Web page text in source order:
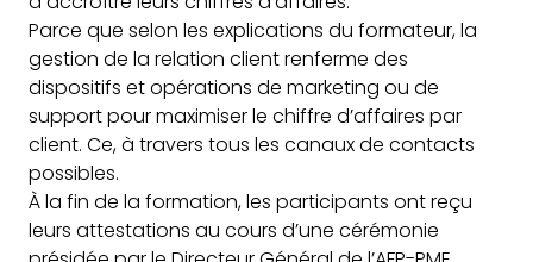
Parce que selon les explications du formateur, la
gestion de la relation client renferme des
dispositifs et opérations de marketing ou de
support pour maximiser le chiffre d’affaires par
client. Ce, à travers tous les canaux de contacts
possibles.
À la fin de la formation, les participants ont reçu
leurs attestations au cours d’une cérémonie